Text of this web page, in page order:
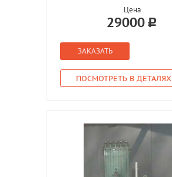
Цена
29000
ЗАКАЗАТЬ
ПОСМОТРЕТЬ В ДЕТАЛЯХ